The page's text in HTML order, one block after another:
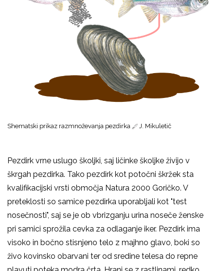
Shematski prikaz razmnoževanja pezdirka J. Mikuletič
Pezdirk vrne uslugo školjki, saj ličinke školjke živijo v
škrgah pezdirka. Tako pezdirk kot potočni škržek sta
kvalifikacijski vrsti območja Natura 2000 Goričko. V
preteklosti so samice pezdirka uporabljali kot "test
nosečnosti", saj se je ob vbrizganju urina noseče ženske
pri samici sprožila cevka za odlaganje iker. Pezdirk ima
visoko in bočno stisnjeno telo z majhno glavo, boki so
živo kovinsko obarvani ter od sredine telesa do repne